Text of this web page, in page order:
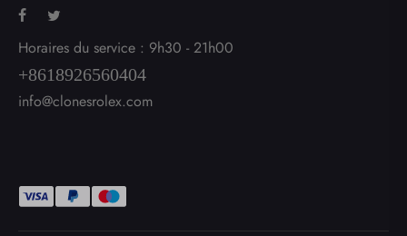
Horaires du service : 9h30 - 21h00
+8618926560404
info@clonesrolex.com